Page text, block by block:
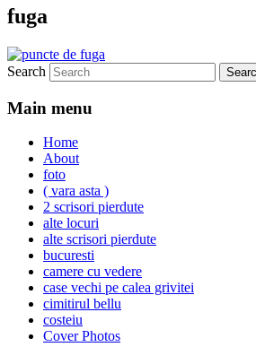
fuga
Search
Main menu
Home
About
foto
( vara asta )
2 scrisori pierdute
alte locuri
alte scrisori pierdute
bucuresti
camere cu vedere
case vechi pe calea grivitei
cimitirul bellu
costeiu
Cover Photos